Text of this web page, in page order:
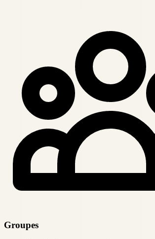
Groupes